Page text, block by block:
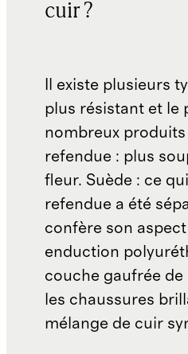
cuir ?
Il existe plusieurs
plus résistant et le
nombreux
refendue : plus
fleur. Suède : ce
refendue a été
confère son
enduction
couche gaufrée
les chaussures
mélange de cuir